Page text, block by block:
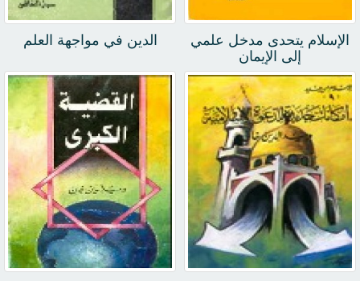
الإسلام يتحدى مدخل علمي
إلى الإيمان
الدين في مواجهة العلم